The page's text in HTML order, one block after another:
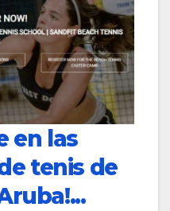
en las
tenis de